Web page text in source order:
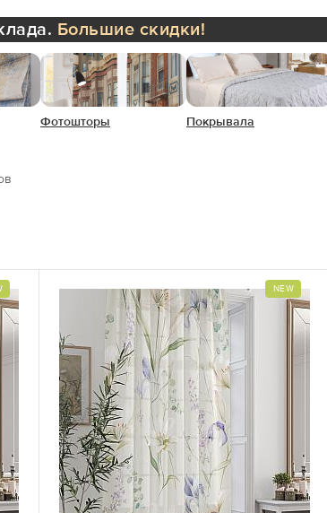
Большие скидки!
Фотошторы Покрывала
NEW